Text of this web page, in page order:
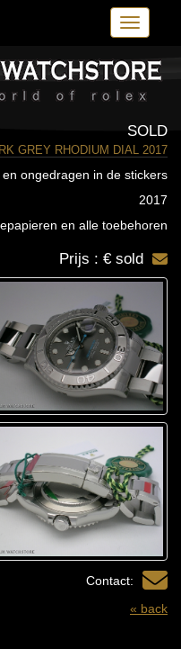
Toggle
SOLD
GREY RHODIUM DIAL 2017
en ongedragen in de stickers
2017
en alle toebehoren
Prijs : € sold
Contact:
« back